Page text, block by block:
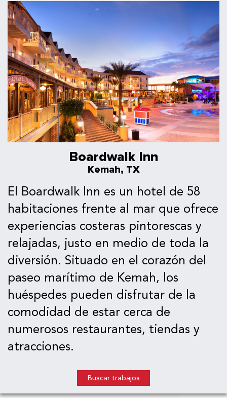
Boardwalk Inn
Kemah, TX
El Boardwalk Inn es un hotel de 58
habitaciones frente al mar que ofrece
experiencias costeras pintorescas y
relajadas, justo en medio de toda la
diversión. Situado en el corazón del
paseo marítimo de Kemah, los
huéspedes pueden disfrutar de la
comodidad de estar cerca de
numerosos restaurantes, tiendas y
atracciones.
Buscar trabajos